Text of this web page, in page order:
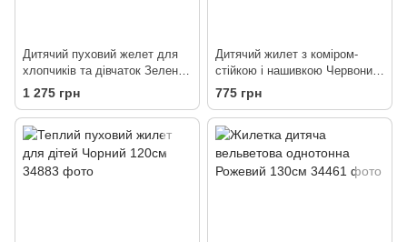
Дитячий пуховий желет для
хлопчиків та дівчаток Зелений
130см
1 275 грн
Дитячий жилет з коміром-
стійкою і нашивкою Червоний
150см
775 грн